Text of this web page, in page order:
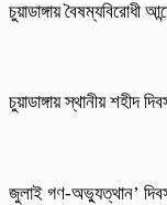
চুয়াডাঙ্গায় বৈষম্যবিরোধী
চুয়াডাঙ্গায় স্থানীয় শহীদ
জুলাই গণ-অভ্যুত্থান’